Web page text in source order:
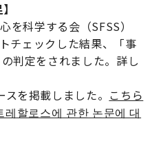
科学する会（SFSS）
チェックした結果、「事
判定をされました。詳し
を掲載しました。 こちら
레할로스에 관한 논문에 대